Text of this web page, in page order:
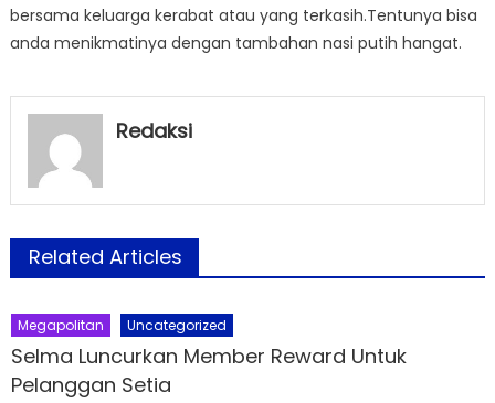
bersama keluarga kerabat atau yang terkasih.Tentunya bisa
anda menikmatinya dengan tambahan nasi putih hangat.
Redaksi
Related Articles
Megapolitan Uncategorized
Selma Luncurkan Member Reward Untuk
Pelanggan Setia